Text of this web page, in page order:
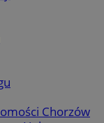
Chorzów